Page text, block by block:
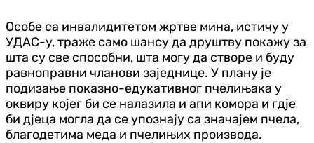
Особе са инвалидитетом жртве мина, истичу у
УДАС-у, траже само шансу да друштву покажу за
шта су све способни, шта могу да створе и буду
равноправни чланови заједнице. У плану је
подизање показно-едукативног пчелињака у
оквиру којег би се налазила и апи комора и гдје
би дјеца могла да се упознају са значајем пчела,
благодетима меда и пчелињих производа.